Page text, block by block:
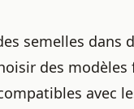
semelles dans
des modèles
avec